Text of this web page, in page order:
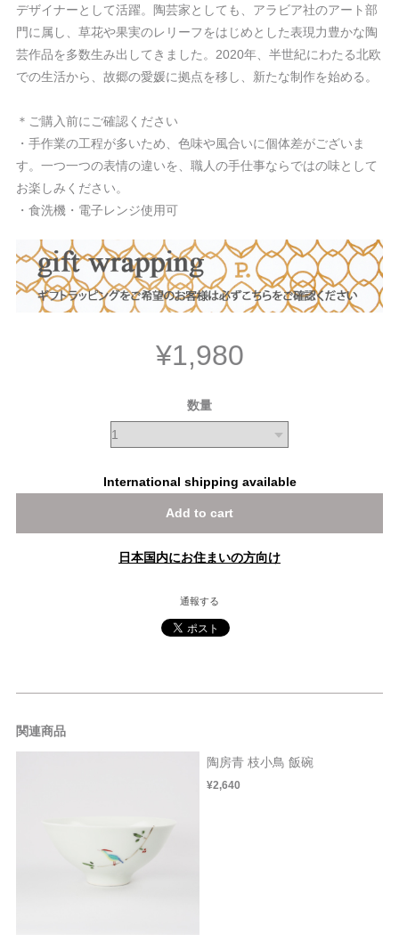
デザイナーとして活躍。陶芸家としても、アラビア社のアート部
門に属し、草花や果実のレリーフをはじめとした表現力豊かな陶
芸作品を多数生み出してきました。2020年、半世紀にわたる北欧
での生活から、故郷の愛媛に拠点を移し、新たな制作を始める。
＊ご購入前にご確認ください
・手作業の工程が多いため、色味や風合いに個体差がございま
す。一つ一つの表情の違いを、職人の手仕事ならではの味として
お楽しみください。
・食洗機・電子レンジ使用可
¥1,980
数量
International shipping available
Add to cart
日本国内にお住まいの方向け
通報する
関連商品
陶房青 枝小鳥 飯碗
¥2,640